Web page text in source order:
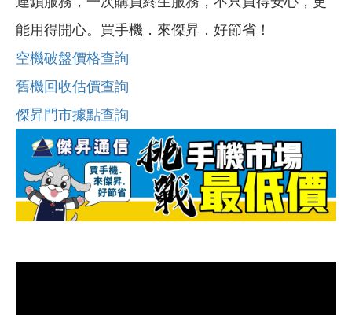
能用得開心。買手機．來傑昇．好節省！
空機破盤價格查詢
舊機回收估價查詢
傑昇門市據點查詢